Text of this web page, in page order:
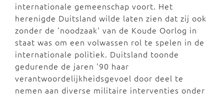
internationale gemeenschap voort. Het
herenigde Duitsland wilde laten zien dat zij ook
zonder de 'noodzaak' van de Koude Oorlog in
staat was om een volwassen rol te spelen in de
internationale politiek. Duitsland toonde
gedurende de jaren '90 haar
verantwoordelijkheidsgevoel door deel te
nemen aan diverse militaire interventies onder